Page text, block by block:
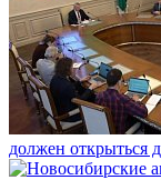
должен открыться